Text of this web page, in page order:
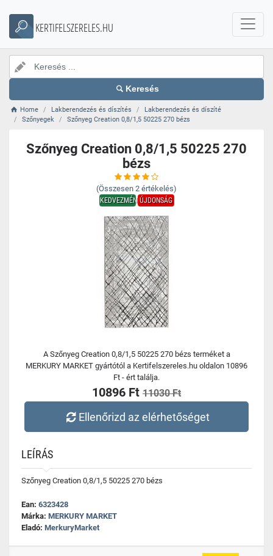
KERTIFELSZERELES.HU
Keresés
Home Lakberendezés és díszítés
Lakberendezés és díszíté
Szőnyegek
Szőnyeg Creation 0,8/1,5 50225 270 bézs
Szőnyeg Creation 0,8/1,5 50225 270
bézs
(Összesen 2 értékelés)
KEDVEZMÉNYÚJDONSÁG
A Szőnyeg Creation 0,8/1,5 50225 270 bézs terméket a
MERKURY MARKET gyártótól a Kertifelszereles.hu oldalon 10896
Ft - ért találja.
10896 Ft 11030 Ft
Ellenőrizd az elérhetőséget
LEÍRÁS
Szőnyeg Creation 0,8/1,5 50225 270 bézs
Ean: 6323428
Márka: MERKURY MARKET
Eladó: MerkuryMarket